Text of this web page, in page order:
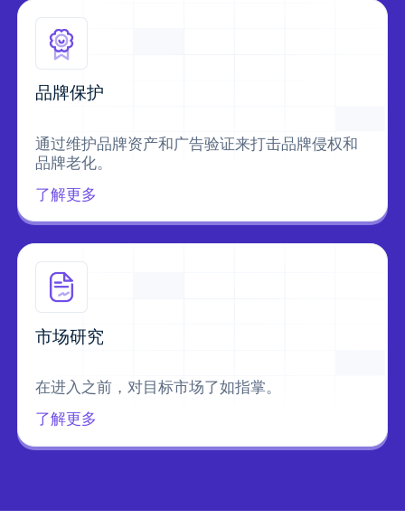
品牌保护
通过维护品牌资产和广告验证来打击品牌侵权和
品牌老化。
了解更多
市场研究
在进入之前，对目标市场了如指掌。
了解更多